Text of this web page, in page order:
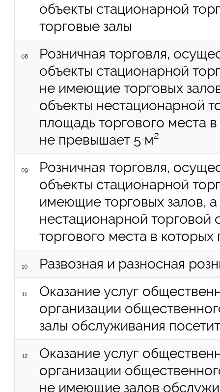
объекты стационарной
торговые залы
08
Розничная торговля,
объекты стационарной
не имеющие торговых
объекты нестационарной
площадь торгового места
не превышает 5 м²
09
Розничная торговля,
объекты стационарной
имеющие торговых залов,
нестационарной торговой
торгового места в
10 Развозная и разносная
11
Оказание услуг
организации
залы обслуживания
12
Оказание услуг
организации
не имеющие залов